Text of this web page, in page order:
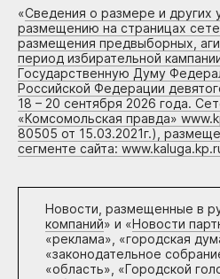
«Сведения о размере и других
размещению на страницах
размещения предвыборных,
период избирательной
Государственную Думу
Российской Федерации
18 – 20 сентября 2026 года.
«Комсомольская правда»
80505 от 15.03.2021г.),
сегменте сайта:
Новости, размещенные в
компаний» и «Новости
«реклама», «городская
«законодательное
«область», «Городской